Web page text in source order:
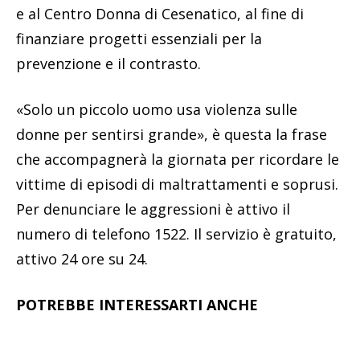
e al Centro Donna di Cesenatico, al fine di
finanziare progetti essenziali per la
prevenzione e il contrasto.
«Solo un piccolo uomo usa violenza sulle
donne per sentirsi grande», è questa la frase
che accompagnerà la giornata per ricordare le
vittime di episodi di maltrattamenti e soprusi.
Per denunciare le aggressioni è attivo il
numero di telefono 1522. Il servizio è gratuito,
attivo 24 ore su 24.
POTREBBE INTERESSARTI ANCHE